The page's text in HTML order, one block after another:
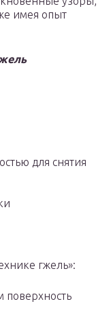
имея опыт
для снятия
гжель»:
поверхность